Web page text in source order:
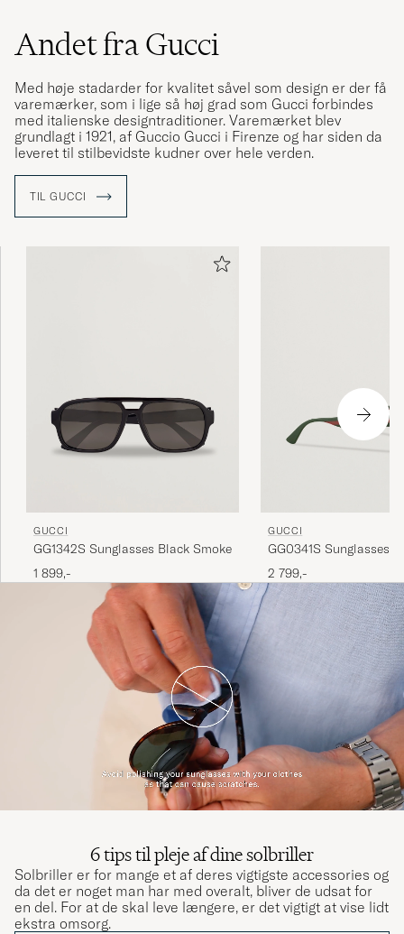
Andet fra Gucci
Med høje stadarder for kvalitet såvel som design er der få
varemærker, som i lige så høj grad som Gucci forbindes
med italienske designtraditioner. Varemærket blev
grundlagt i 1921, af Guccio Gucci i Firenze og har siden da
leveret til stilbevidste kudner over hele verden.
TIL GUCCI
GUCCI
GG1342S Sunglasses Black Smoke
1 899,-
GUCCI
GG0341S Sunglasses
2 799,-
6 tips til pleje af dine solbriller
Solbriller er for mange et af deres vigtigste accessories og
da det er noget man har med overalt, bliver de udsat for
en del. For at de skal leve længere, er det vigtigt at vise lidt
ekstra omsorg.